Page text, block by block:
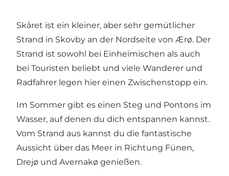
Skåret ist ein kleiner, aber sehr gemütlicher
Strand in Skovby an der Nordseite von Ærø. Der
Strand ist sowohl bei Einheimischen als auch
bei Touristen beliebt und viele Wanderer und
Radfahrer legen hier einen Zwischenstopp ein.
Im Sommer gibt es einen Steg und Pontons im
Wasser, auf denen du dich entspannen kannst.
Vom Strand aus kannst du die fantastische
Aussicht über das Meer in Richtung Fünen,
Drejø und Avernakø genießen.